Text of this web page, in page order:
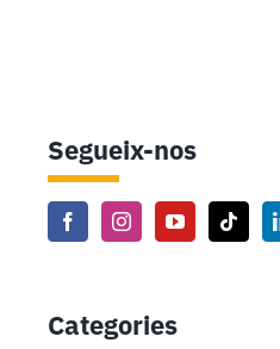
Segueix-nos
Categories